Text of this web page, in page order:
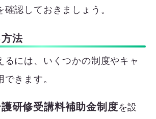
認しておきましょう。
法
るには、いくつかの制度やキャ
きます。
研修受講料補助金制度を設